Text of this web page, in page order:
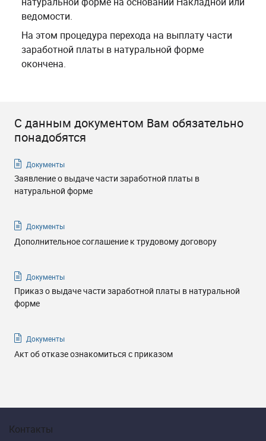
ведомости.
На этом процедура перехода на выплату части
заработной платы в натуральной форме
окончена.
С данным документом Вам обязательно
понадобятся
Документы
Заявление о выдаче части заработной платы в
натуральной форме
Документы
Дополнительное соглашение к трудовому договору
Документы
Приказ о выдаче части заработной платы в натуральной
форме
Документы
Акт об отказе ознакомиться с приказом
Контакты